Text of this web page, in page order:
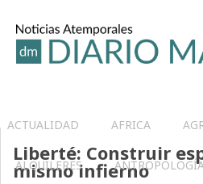
ACTUALIDAD AFRICA
ALQUILERES
Liberté: Construir
mismo infierno